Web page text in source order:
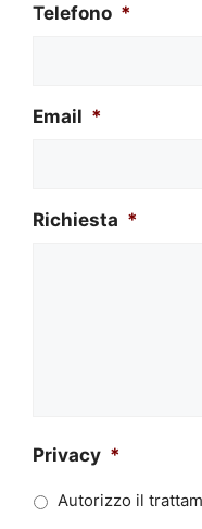
Telefono *
Email *
Richiesta *
Privacy *
Autorizzo il